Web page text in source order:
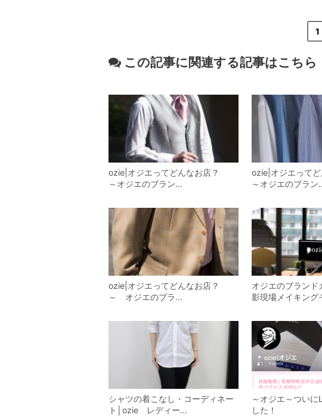
1
この記事に関連する記事はこちら
ozie|オジエってどんなお店？
～オジエのブラン…
ozie|オジエって
～オジエのブラン
ozie|オジエってどんなお店？
～ オジエのブラ…
オジエのブラン
影現場メイキング
シャツの着こなし・コーディネー
ト│ozie レディー…
～オジエ～ついに
した！